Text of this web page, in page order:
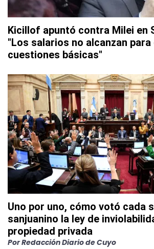
Kicillof apuntó contra Milei en
"Los salarios no alcanzan
cuestiones básicas"
Uno por uno, cómo votó cada
sanjuanino la ley de
propiedad privada
PorRedacción Diario de Cuyo